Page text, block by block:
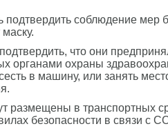
подтвердить соблюдение мер
что они
органами охраны
в машину, или занять
размещены в транспортных
безопасности в связи с